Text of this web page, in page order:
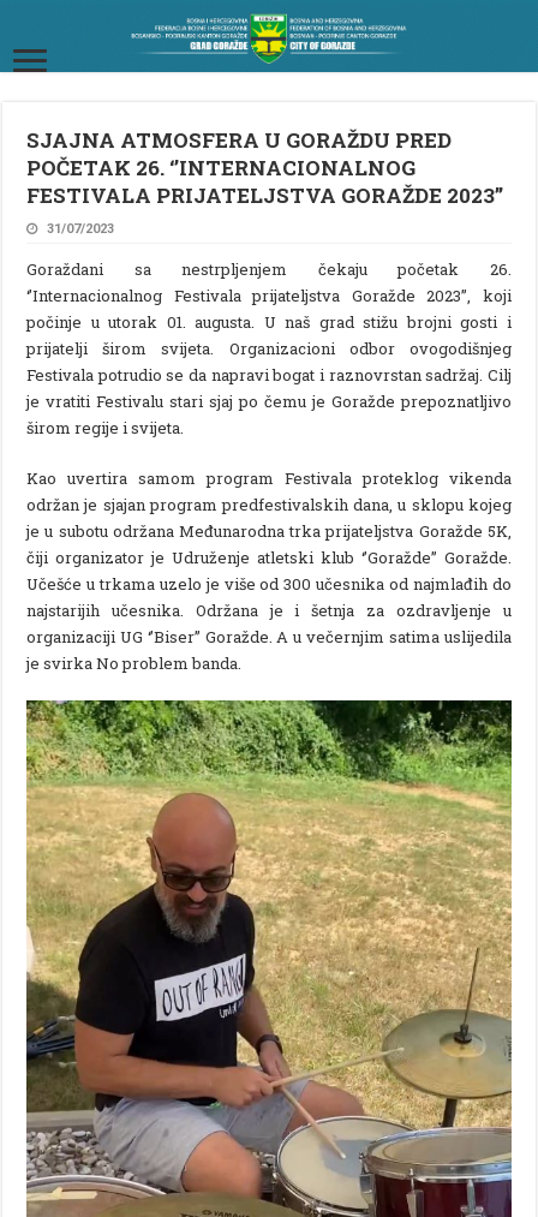
SJAJNA ATMOSFERA U GORAŽDU PRED
POČETAK 26. ‘’INTERNACIONALNOG
FESTIVALA PRIJATELJSTVA GORAŽDE 2023’’
31/07/2023
Goraždani sa nestrpljenjem čekaju početak 26.
‘’Internacionalnog Festivala prijateljstva Goražde 2023’’, koji
počinje u utorak 01. augusta. U naš grad stižu brojni gosti i
prijatelji širom svijeta. Organizacioni odbor ovogodišnjeg
Festivala potrudio se da napravi bogat i raznovrstan sadržaj. Cilj
je vratiti Festivalu stari sjaj po čemu je Goražde prepoznatljivo
širom regije i svijeta.
Kao uvertira samom program Festivala proteklog vikenda
održan je sjajan program predfestivalskih dana, u sklopu kojeg
je u subotu održana Međunarodna trka prijateljstva Goražde 5K,
čiji organizator je Udruženje atletski klub ‘’Goražde’’ Goražde.
Učešće u trkama uzelo je više od 300 učesnika od najmlađih do
najstarijih učesnika. Održana je i šetnja za ozdravljenje u
organizaciji UG ‘’Biser’’ Goražde. A u večernjim satima uslijedila
je svirka No problem banda.